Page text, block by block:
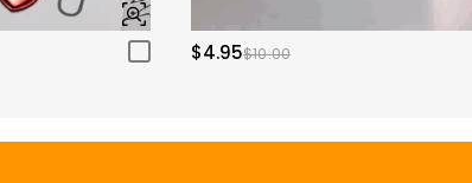
$4.95$10.00